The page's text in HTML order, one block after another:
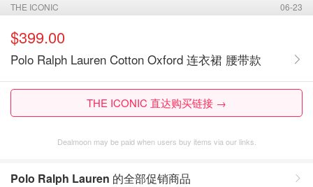
THE ICONIC 06-23
$399.00
Polo Ralph Lauren Cotton Oxford 连衣裙 腰带款
THE ICONIC 直达购买链接 →
Dealmoon may be paid when users buy items via our links.
Polo Ralph Lauren 的全部促销商品